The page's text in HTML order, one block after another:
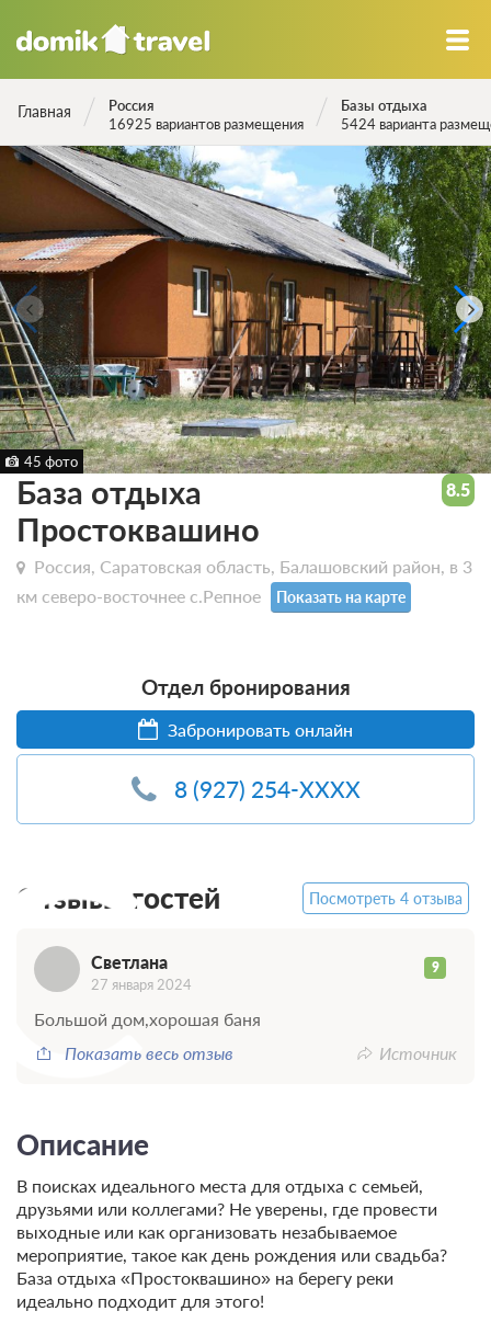
Главная
Россия
16925 вариантов размещения
Базы отдыха
5424 варианта
45 фото
База отдыха
Простоквашино
Россия, Саратовская область, Балашовский район, в 3
км северо-восточнее с.Репное
Показать на карте
Отдел бронирования
Забронировать онлайн
8 (927) 254-XXXX
8.5
Отзывы гостей Посмотреть 4 отзыва
Светлана 9
27 января 2024
Большой дом,хорошая баня
Показать весь отзыв
Источник
Описание
В поисках идеального места для отдыха с семьей,
друзьями или коллегами? Не уверены, где провести
выходные или как организовать незабываемое
мероприятие, такое как день рождения или свадьба?
База отдыха «Простоквашино» на берегу реки
идеально подходит для этого!